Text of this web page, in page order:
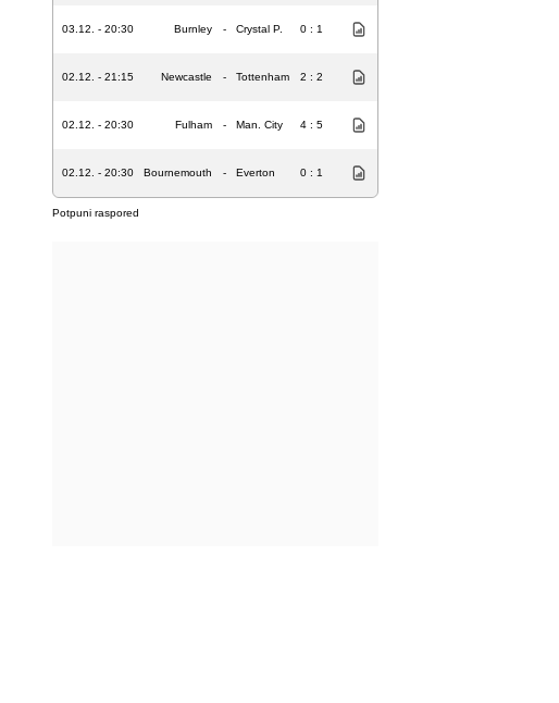
03.12. - 20:30 Burnley - Crystal P. 0 : 1
02.12. - 21:15 Newcastle - Tottenham 2 : 2
02.12. - 20:30 Fulham - Man. City 4 : 5
02.12. - 20:30 Bournemouth - Everton 0 : 1
Potpuni raspored